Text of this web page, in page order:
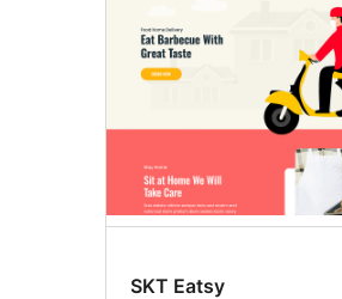
SKT Eatsy